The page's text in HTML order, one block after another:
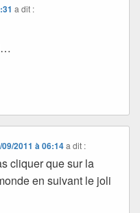
a dit :
09/2011 à 06:14 a dit :
cliquer que sur la
en suivant le joli